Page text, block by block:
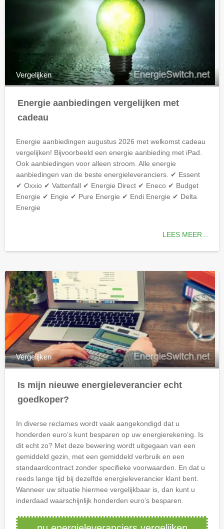
Vergelijken
Energie aanbiedingen vergelijken met
cadeau
Energie aanbiedingen augustus 2026 met welkomst cadeau
vergelijken! Bijvoorbeeld een energie aanbieding met iPad.
Ook aanbiedingen voor alleen stroom. Alle energie
aanbiedingen van de beste energieleveranciers. ✔ Essent
✔ Oxxio ✔ Vattenfall ✔ Energie Direct ✔ Eneco ✔ Budget
Energie ✔ Engie ✔ Pure Energie ✔ Endi Energie ✔ Delta
Energie
LEES MEER...
Vergelijken
Is mijn nieuwe energieleverancier echt
goedkoper?
In diverse reclames wordt vaak aangekondigd dat u
honderden euro’s kunt besparen op uw energierekening. Is
dit echt zo? Met deze bewering wordt uitgegaan van een
gemiddeld gezin, met een gemiddeld verbruik en een
standaardcontract zonder specifieke voorwaarden. En dat u
reeds lange tijd bij dezelfde energieleverancier klant bent.
Wanneer uw situatie hiermee vergelijkbaar is, dan kunt u
inderdaad waarschijnlijk honderden euro’s besparen.